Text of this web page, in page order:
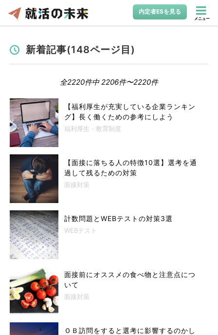
内定者ESを見る
メニュー
新着記事(148ページ目)
全2220件中 2206件〜2220件
【福利厚生が充実している企業ランキン
グ】長く働くための参考にしよう
福利厚生・教育制度
【面接に落ちる人の特徴10選】選考を通
過して残るための対策
面接対策
計数問題とWEBテストの対策3選
WEBテスト
面接前にオススメの食べ物と注意点につ
いて
面接対策
ＯＢ訪問をすると選考に影響するのかし